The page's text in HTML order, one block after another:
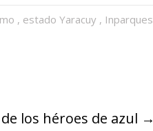
, estado Yaracuy , Inparques
los héroes de azul →